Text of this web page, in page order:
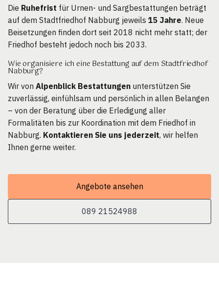
Die Ruhefrist für Urnen- und Sargbestattungen beträgt
auf dem Stadtfriedhof Nabburg jeweils 15 Jahre. Neue
Beisetzungen finden dort seit 2018 nicht mehr statt; der
Friedhof besteht jedoch noch bis 2033.
Wie organisiere ich eine Bestattung auf dem Stadtfriedhof
Nabburg?
Wir von Alpenblick Bestattungen unterstützen Sie
zuverlässig, einfühlsam und persönlich in allen Belangen
– von der Beratung über die Erledigung aller
Formalitäten bis zur Koordination mit dem Friedhof in
Nabburg. Kontaktieren Sie uns jederzeit, wir helfen
Ihnen gerne weiter.
Angebote ansehen
089 21524988